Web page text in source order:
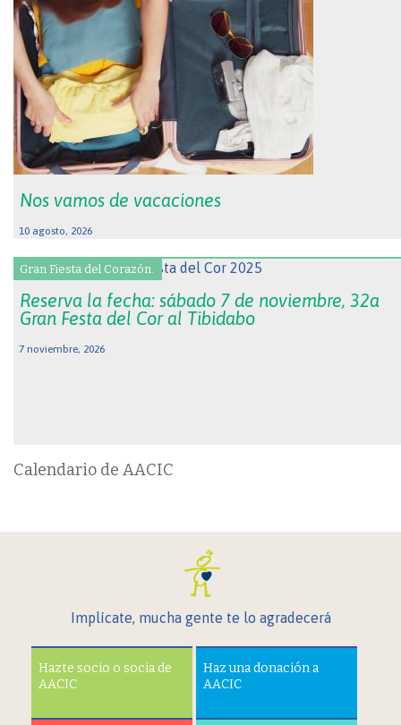
Nos vamos de vacaciones
10 agosto, 2026
Gran Fiesta del Corazón.
Reserva la fecha: sábado 7 de noviembre, 32a
Gran Festa del Cor al Tibidabo
7 noviembre, 2026
Calendario de AACIC
Implícate, mucha gente te lo agradecerá
Hazte socio o socia de
AACIC
Haz una donación a
AACIC